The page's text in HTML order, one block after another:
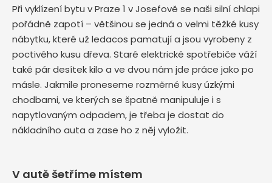
Při vyklízení bytu v Praze 1 v Josefově se naši silní chlapi
pořádně zapotí – většinou se jedná o velmi těžké kusy
nábytku, které už ledacos pamatují a jsou vyrobeny z
poctivého kusu dřeva. Staré elektrické spotřebiče váží
také pár desítek kilo a ve dvou nám jde práce jako po
másle. Jakmile proneseme rozměrné kusy úzkými
chodbami, ve kterých se špatně manipuluje i s
napytlovaným odpadem, je třeba je dostat do
nákladního auta a zase ho z něj vyložit.
V autě šetříme místem